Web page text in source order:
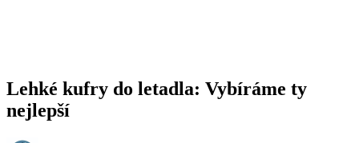
Lehké kufry do letadla: Vybíráme ty
nejlepší